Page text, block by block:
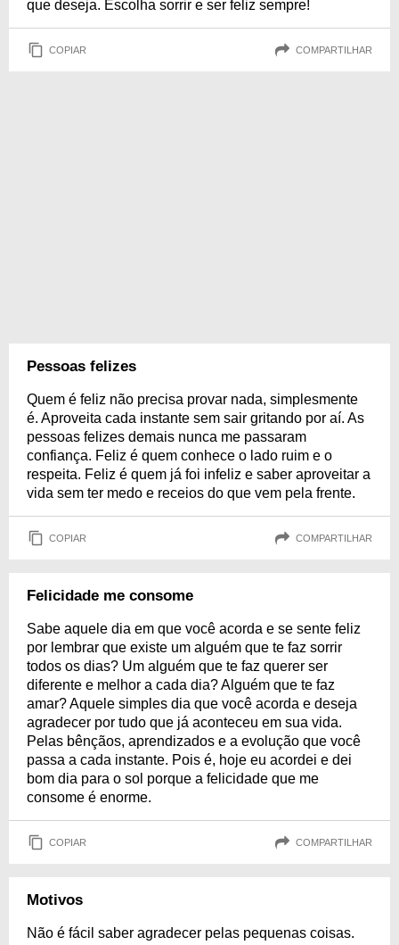
que deseja. Escolha sorrir e ser feliz sempre!
COPIAR COMPARTILHAR
Pessoas felizes
Quem é feliz não precisa provar nada, simplesmente
é. Aproveita cada instante sem sair gritando por aí. As
pessoas felizes demais nunca me passaram
confiança. Feliz é quem conhece o lado ruim e o
respeita. Feliz é quem já foi infeliz e saber aproveitar a
vida sem ter medo e receios do que vem pela frente.
COPIAR COMPARTILHAR
Felicidade me consome
Sabe aquele dia em que você acorda e se sente feliz
por lembrar que existe um alguém que te faz sorrir
todos os dias? Um alguém que te faz querer ser
diferente e melhor a cada dia? Alguém que te faz
amar? Aquele simples dia que você acorda e deseja
agradecer por tudo que já aconteceu em sua vida.
Pelas bênçãos, aprendizados e a evolução que você
passa a cada instante. Pois é, hoje eu acordei e dei
bom dia para o sol porque a felicidade que me
consome é enorme.
COPIAR COMPARTILHAR
Motivos
Não é fácil saber agradecer pelas pequenas coisas.